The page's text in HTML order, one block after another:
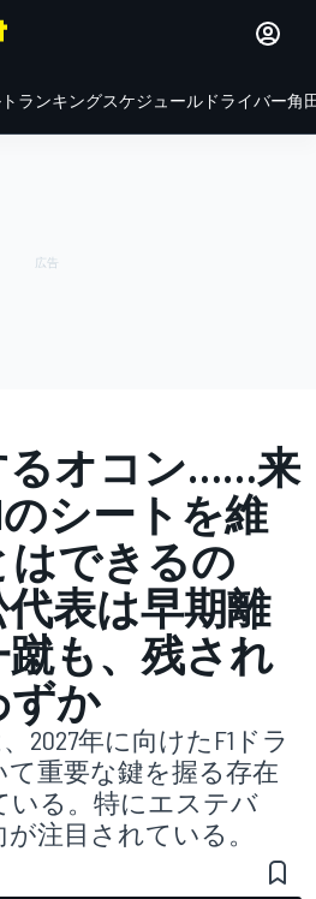
ランキングスケジュール ドライバー角
るオコン……来
シートを維
できるの
表は早期離
も、残され
ずか
2027年に向けたF1ドラ
重要な鍵を握る存在
いる。特にエステバ
注目されている。